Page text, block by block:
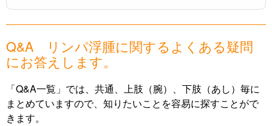
Q&A リンパ浮腫に関するよくある疑問
にお答えします。
「Q&A一覧」では、共通、上肢（腕）、下肢（あし）毎に
まとめていますので、知りたいことを容易に探すことがで
きます。